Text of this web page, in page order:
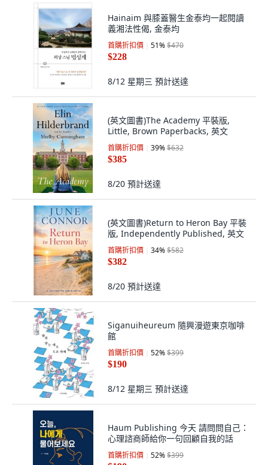
Hainaim 與膝蓋醫生金泰均一起閱讀
義湘法性偈, 金泰均
首購折扣價 51%$470
$228
8/12 星期三 預計送達
(英文圖書)The Academy 平裝版,
Little, Brown Paperbacks, 英文
首購折扣價 39%$632
$385
8/20 預計送達
(英文圖書)Return to Heron Bay 平裝
版, Independently Published, 英文
首購折扣價 34%$582
$382
8/20 預計送達
Siganuiheureum 隨興漫遊東京咖啡
館
首購折扣價 52%$399
$190
8/12 星期三 預計送達
Haum Publishing 今天 請問問自己：
心理諮商師給你一句回顧自我的話
首購折扣價 52%$399